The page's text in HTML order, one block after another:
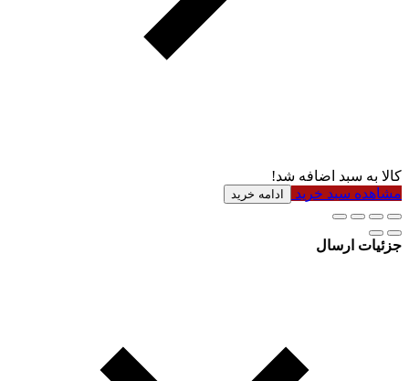
کالا به سبد اضافه شد!
مشاهده سبد خرید
ادامه خرید
جزئیات ارسال